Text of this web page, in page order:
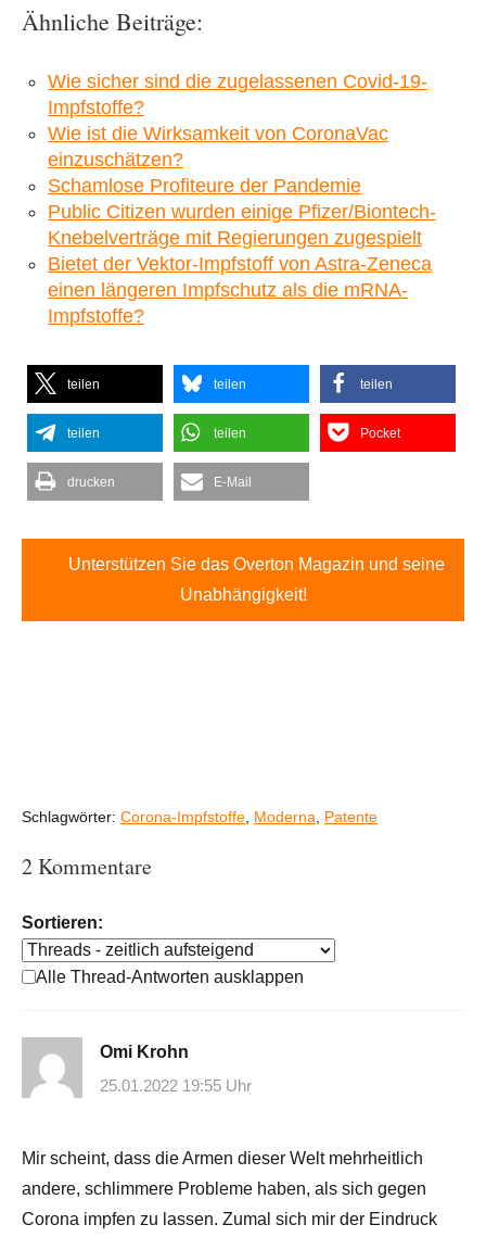
Ähnliche Beiträge:
Wie sicher sind die zugelassenen Covid-19-
Impfstoffe?
Wie ist die Wirksamkeit von CoronaVac
einzuschätzen?
Schamlose Profiteure der Pandemie
Public Citizen wurden einige Pfizer/Biontech-
Knebelverträge mit Regierungen zugespielt
Bietet der Vektor-Impfstoff von Astra-Zeneca
einen längeren Impfschutz als die mRNA-
Impfstoffe?
teilen teilen teilen
teilen teilen Pocket
drucken E-Mail
Unterstützen Sie das Overton Magazin und seine
Unabhängigkeit!
Schlagwörter: Corona-Impfstoffe Moderna Patente
2 Kommentare
Sortieren:
Alle Thread-Antworten ausklappen
Omi Krohn
25.01.2022 19:55 Uhr
Mir scheint, dass die Armen dieser Welt mehrheitlich
andere, schlimmere Probleme haben, als sich gegen
Corona impfen zu lassen. Zumal sich mir der Eindruck